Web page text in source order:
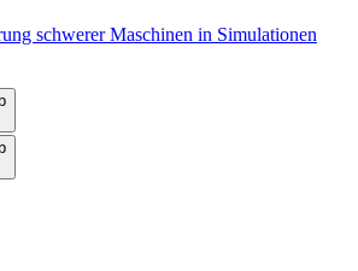
schwerer Maschinen in Simulationen